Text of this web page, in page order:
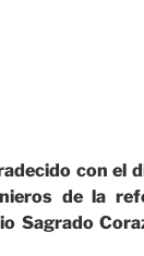
con el
de la
Sagrado